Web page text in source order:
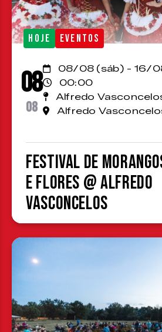
HOJE EVENTOS
08
08
08/08 (sáb) - 16/
00:00
Alfredo
Alfredo
Festival de
e Flores @ Alfredo
Vasconcelos